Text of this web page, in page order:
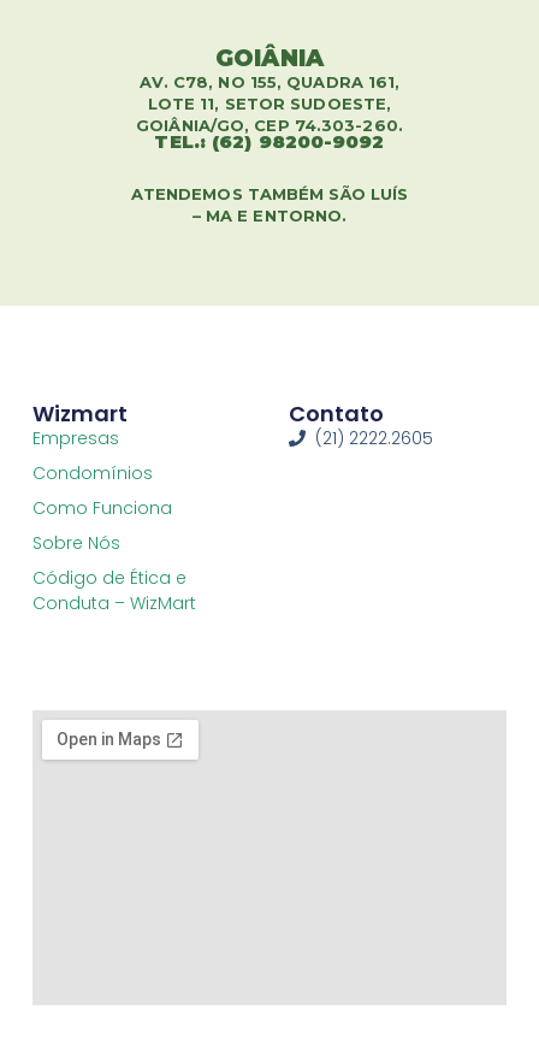
GOIÂNIA
AV. C78, NO 155, QUADRA 161,
LOTE 11, SETOR SUDOESTE,
GOIÂNIA/GO, CEP 74.303-260.
TEL.: (62) 98200-9092
ATENDEMOS TAMBÉM SÃO LUÍS
– MA E ENTORNO.
Wizmart
Empresas
Condomínios
Como Funciona
Sobre Nós
Código de Ética e
Conduta – WizMart
Contato
(21) 2222.2605